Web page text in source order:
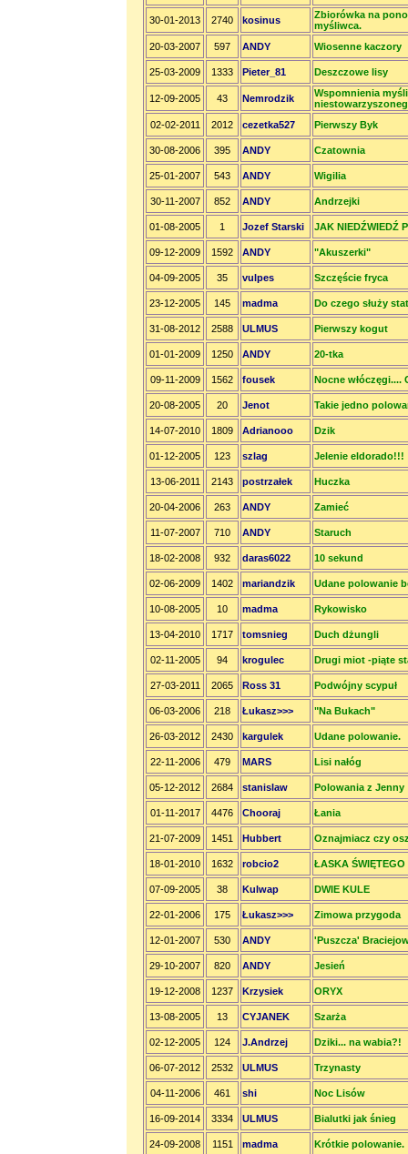
30-01-2013 2740 kosinus
Zbiorówka na
myśliwca.
20-03-2007
597 ANDY Wiosenne kaczory
25-03-2009 1333 Pieter_81 Deszczowe lisy
12-09-2005 43 Nemrodzik
Wspomnienia
02-02-2011
2012 cezetka527 Pierwszy Byk
30-08-2006 395 ANDY Czatownia
25-01-2007 543 ANDY Wigilia
30-11-2007 852 ANDY Andrzejki
01-08-2005 1 Jozef Starski JAK NIEDŹWIEDŹ
09-12-2009 1592 ANDY "Akuszerki"
04-09-2005 35 vulpes Szczęście fryca
23-12-2005 145 madma Do czego służy
31-08-2012 2588 ULMUS Pierwszy kogut
01-01-2009 1250 ANDY 20-tka
09-11-2009 1562 fousek Nocne włóczęgi....
20-08-2005 20 Jenot Takie jedno
14-07-2010 1809 Adrianooo Dzik
01-12-2005 123 szlag Jelenie eldorado!!!
13-06-2011 2143 postrzałek Huczka
20-04-2006 263 ANDY Zamieć
11-07-2007 710 ANDY Staruch
18-02-2008 932 daras6022 10 sekund
02-06-2009 1402 mariandzik Udane polowanie
10-08-2005 10 madma Rykowisko
13-04-2010 1717 tomsnieg Duch dżungli
02-11-2005 94 krogulec Drugi miot -piąte
27-03-2011 2065 Ross 31 Podwójny scypuł
06-03-2006 218 Łukasz>>> "Na Bukach"
26-03-2012 2430 kargulek Udane polowanie.
22-11-2006 479 MARS Lisi nałóg
05-12-2012 2684 stanislaw Polowania z Jenny
01-11-2017 4476 Chooraj Łania
21-07-2009 1451 Hubbert Oznajmiacz czy
18-01-2010 1632 robcio2 ŁASKA ŚWIĘTEGO
07-09-2005 38 Kulwap DWIE KULE
22-01-2006 175 Łukasz>>> Zimowa przygoda
12-01-2007 530 ANDY 'Puszcza'
29-10-2007 820 ANDY Jesień
19-12-2008 1237 Krzysiek ORYX
13-08-2005 13 CYJANEK Szarża
02-12-2005 124 J.Andrzej Dziki... na wabia?!
06-07-2012 2532 ULMUS Trzynasty
04-11-2006 461 shi Noc Lisów
16-09-2014 3334 ULMUS Bialutki jak śnieg
24-09-2008 1151 madma Krótkie polowanie.